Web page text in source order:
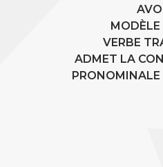
MODÈLE
VERBE
ADMET LA
PRONOMINALE